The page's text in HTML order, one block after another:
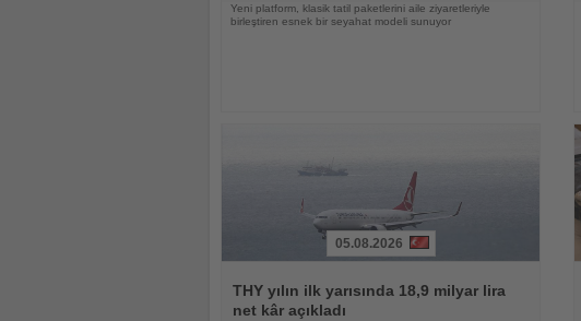
Yeni platform, klasik tatil paketlerini aile ziyaretleriyle
birleştiren esnek bir seyahat modeli sunuyor
Oku
05.08.2026
THY yılın ilk yarısında 18,9 milyar lira
net kâr açıkladı